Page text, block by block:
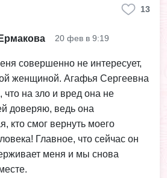
13
20 фев в 9:19
совершенно не интересует,
женщиной. Агафья Сергеевна
что на зло и вред она не
доверяю, ведь она
кто смог вернуть моего
Главное, что сейчас он
меня и мы снова